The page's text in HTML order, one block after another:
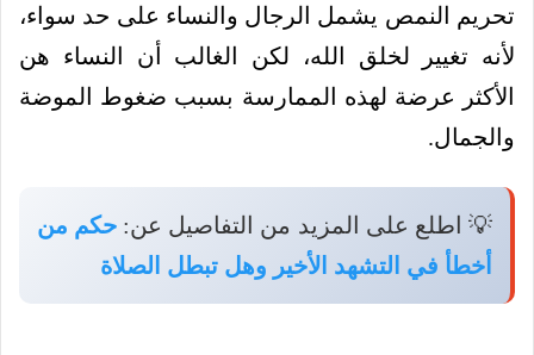
تحريم النمص يشمل الرجال والنساء على حد سواء،
لأنه تغيير لخلق الله، لكن الغالب أن النساء هن
الأكثر عرضة لهذه الممارسة بسبب ضغوط الموضة
والجمال.
💡 اطلع على المزيد من التفاصيل عن: حكم من
أخطأ في التشهد الأخير وهل تبطل الصلاة